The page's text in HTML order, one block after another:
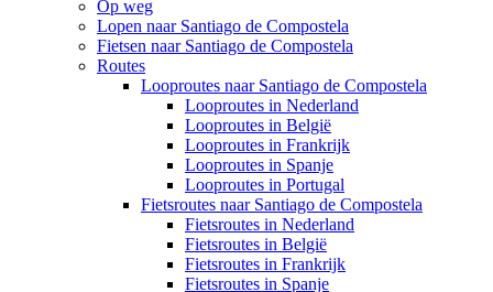
Op weg
Lopen naar Santiago de Compostela
Fietsen naar Santiago de Compostela
Routes
Looproutes naar Santiago de Compostela
Looproutes in Nederland
Looproutes in België
Looproutes in Frankrijk
Looproutes in Spanje
Looproutes in Portugal
Fietsroutes naar Santiago de Compostela
Fietsroutes in Nederland
Fietsroutes in België
Fietsroutes in Frankrijk
Fietsroutes in Spanje